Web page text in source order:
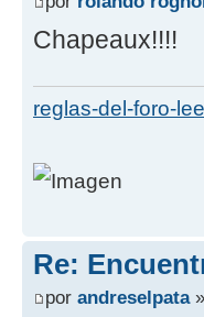
Chapeaux!!!!
reglas-del-foro-
Re:
por andreselpata»